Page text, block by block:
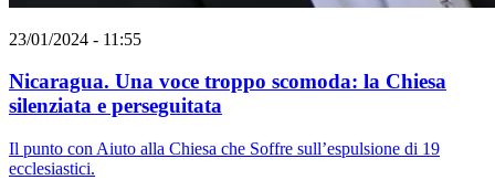
23/01/2024 - 11:55
Nicaragua. Una voce troppo scomoda: la Chiesa
silenziata e perseguitata
Il punto con Aiuto alla Chiesa che Soffre sull’espulsione di 19
ecclesiastici.